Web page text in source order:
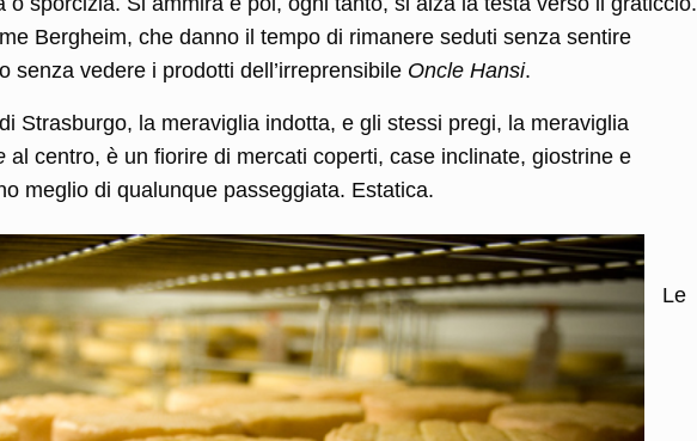
Bergheim, che danno il tempo di rimanere seduti senza sentire
senza vedere i prodotti dell’irreprensibile Oncle Hansi.
Strasburgo, la meraviglia indotta, e gli stessi pregi, la meraviglia
al centro, è un fiorire di mercati coperti, case inclinate, giostrine e
meglio di qualunque passeggiata. Estatica.
Le